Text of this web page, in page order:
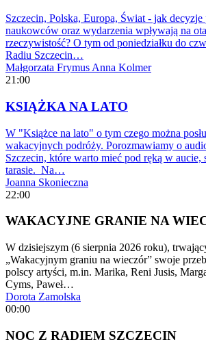
Szczecin, Polska, Europa, Świat - jak
naukowców oraz wydarzenia wpływają na
rzeczywistość? O tym od poniedziałku do
Radiu Szczecin…
Małgorzata Frymus Anna Kolmer
21:00
KSIĄŻKA NA LATO
W "Książce na lato" o tym czego można
wakacyjnych podróży. Porozmawiamy o
Szczecin, które warto mieć pod ręką w aucie,
tarasie. Na…
Joanna Skonieczna
22:00
WAKACYJNE GRANIE NA
W dzisiejszym (6 sierpnia 2026 roku),
„Wakacyjnym graniu na wieczór” swoje
polscy artyści, m.in. Marika, Reni Jusis,
Cyms, Paweł…
Dorota Zamolska
00:00
NOC Z RADIEM SZCZECIN